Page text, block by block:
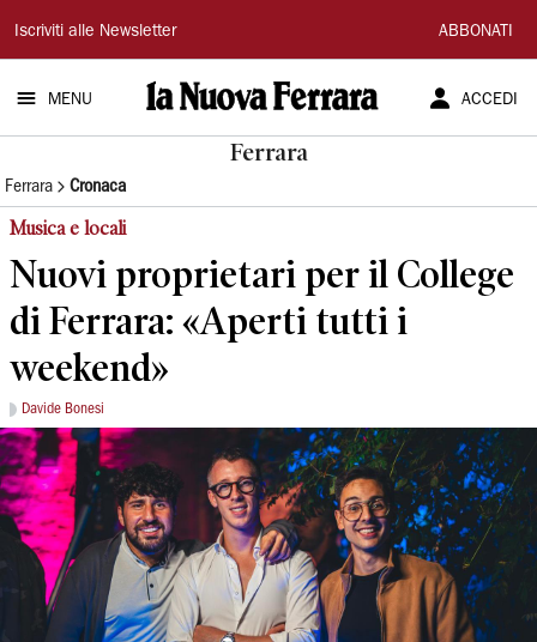
La
Nuova
Ferrara
Iscriviti alle Newsletter ABBONATI
MENU ACCEDI
Ferrara
Ferrara Cronaca
Musica e locali
Nuovi proprietari per il College
di Ferrara: «Aperti tutti i
weekend»
Davide Bonesi